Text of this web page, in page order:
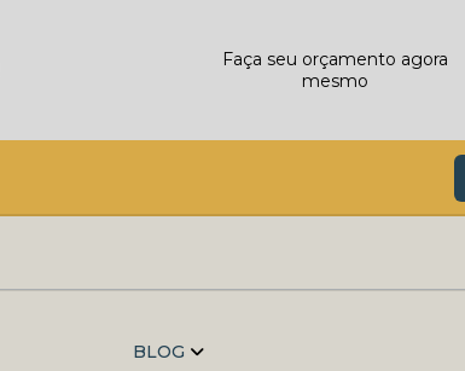
Faça seu orçamento agora
mesmo
BLOG